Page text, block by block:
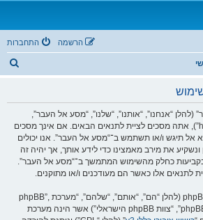
התחברות הרשמה
“אנחנו”, “אותנו”, “שלנו”, “מסע אל העבר”,
“https://www.old-games.org/f”), אתה מסכים לציית לתנאים הבאים. אם אינך מסכים
אל תיגש ו/או תשתמש ב־“מסע אל העבר”. אנו יכולים
ונשקיע את מירב מאמצינו כדי לידע אותך, אך יהיה זה
בקביעות כחלק מהשימוש המתמשך ב־“מסע אל העבר”.
לתנאים אלו כאשר הם מעודכנים ו/או מתוקנים.
הפורומים שלנו מבוססים על phpBB (להלן “הם”, “אותם”, “שלהם”, “מערכת phpBB”,
“www.phpbb.co.il”, “קבוצת phpBB”, “צוות phpBB הישראלי”) אשר הינה מערכת